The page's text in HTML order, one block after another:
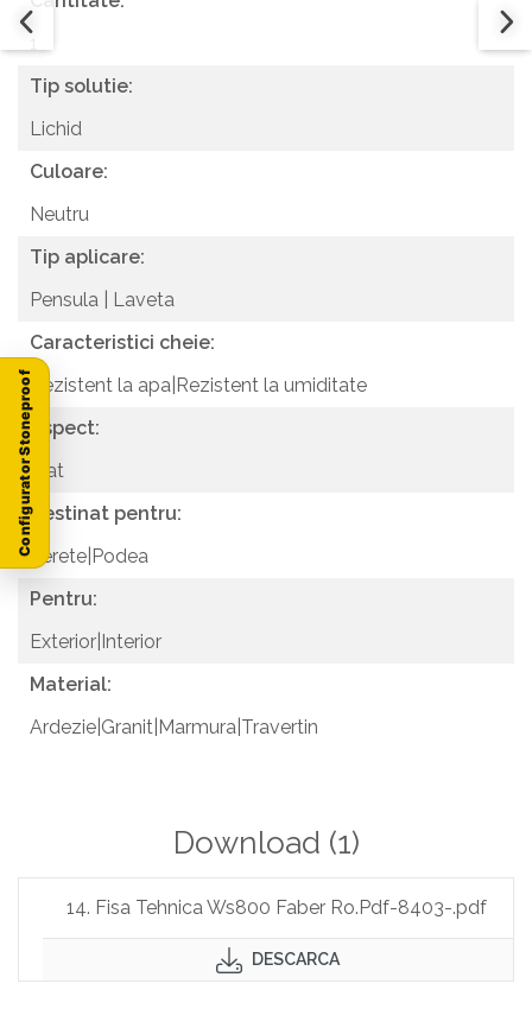
Tip solutie:
Lichid
Culoare:
Neutru
Tip aplicare:
Pensula | Laveta
Caracteristici cheie:
Rezistent la apa|Rezistent la umiditate
Aspect:
Mat
Destinat pentru:
Perete|Podea
Pentru:
Exterior|Interior
Material:
Ardezie|Granit|Marmura|Travertin
Download (1)
14. Fisa Tehnica Ws800 Faber Ro.Pdf-8403-.pdf
DESCARCA
Configurator Stoneproof